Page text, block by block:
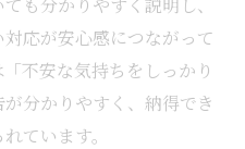
応が安心感につながって
不安な気持ちをしっかり
分かりやすく、納得でき
ています。